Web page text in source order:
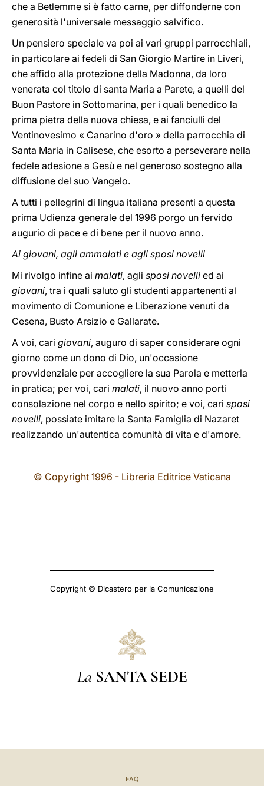
che a Betlemme si è fatto carne, per diffonderne con
generosità l'universale messaggio salvifico.
Un pensiero speciale va poi ai vari gruppi parrocchiali,
in particolare ai fedeli di San Giorgio Martire in Liveri,
che affido alla protezione della Madonna, da loro
venerata col titolo di santa Maria a Parete, a quelli del
Buon Pastore in Sottomarina, per i quali benedico la
prima pietra della nuova chiesa, e ai fanciulli del
Ventinovesimo « Canarino d'oro » della parrocchia di
Santa Maria in Calisese, che esorto a perseverare nella
fedele adesione a Gesù e nel generoso sostegno alla
diffusione del suo Vangelo.
A tutti i pellegrini di lingua italiana presenti a questa
prima Udienza generale del 1996 porgo un fervido
augurio di pace e di bene per il nuovo anno.
Ai giovani, agli ammalati e agli sposi novelli
Mi rivolgo infine ai malati, agli sposi novelli ed ai
giovani, tra i quali saluto gli studenti appartenenti al
movimento di Comunione e Liberazione venuti da
Cesena, Busto Arsizio e Gallarate.
A voi, cari giovani, auguro di saper considerare ogni
giorno come un dono di Dio, un'occasione
provvidenziale per accogliere la sua Parola e metterla
in pratica; per voi, cari malati, il nuovo anno porti
consolazione nel corpo e nello spirito; e voi, cari sposi
novelli, possiate imitare la Santa Famiglia di Nazaret
realizzando un'autentica comunità di vita e d'amore.
© Copyright 1996 - Libreria Editrice Vaticana
Copyright © Dicastero per la Comunicazione
La SANTA SEDE
FAQ